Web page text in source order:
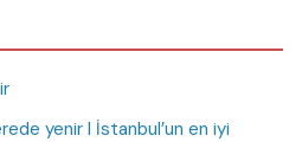
yenir I İstanbul’un en iyi